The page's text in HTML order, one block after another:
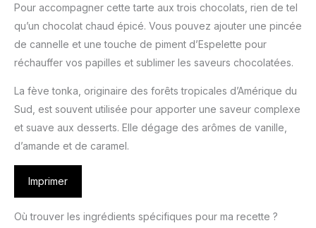
Pour accompagner cette tarte aux trois chocolats, rien de tel
qu’un chocolat chaud épicé. Vous pouvez ajouter une pincée
de cannelle et une touche de piment d’Espelette pour
réchauffer vos papilles et sublimer les saveurs chocolatées.
La fève tonka, originaire des forêts tropicales d’Amérique du
Sud, est souvent utilisée pour apporter une saveur complexe
et suave aux desserts. Elle dégage des arômes de vanille,
d’amande et de caramel.
Imprimer
Où trouver les ingrédients spécifiques pour ma recette ?